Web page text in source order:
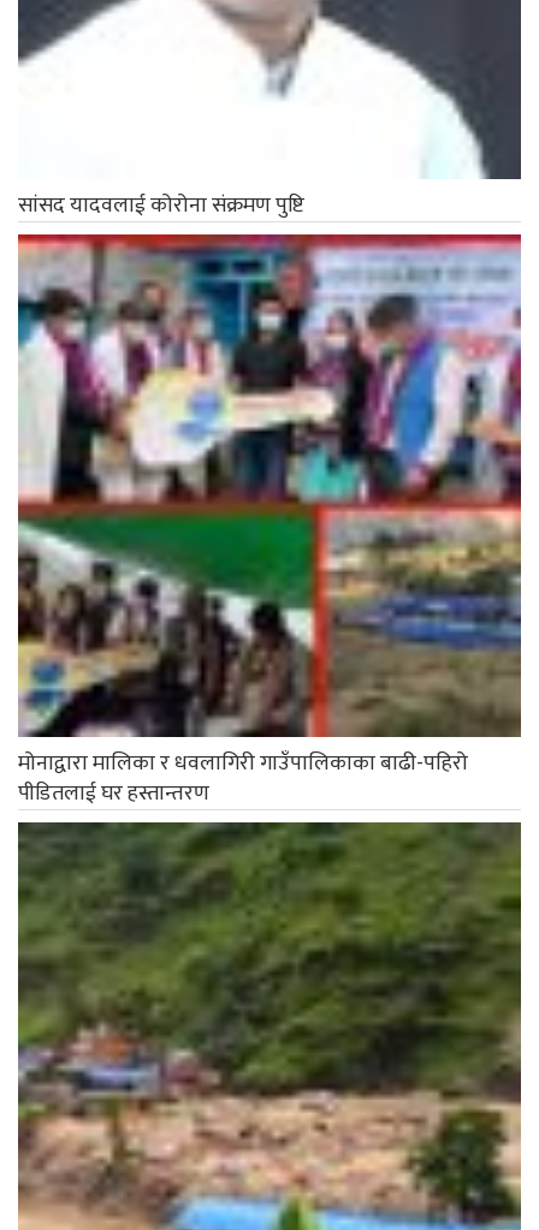
सांसद यादवलाई कोरोना संक्रमण पुष्टि
मोनाद्वारा मालिका र धवलागिरी गाउँपालिकाका बाढी-पहिरो
पीडितलाई घर हस्तान्तरण